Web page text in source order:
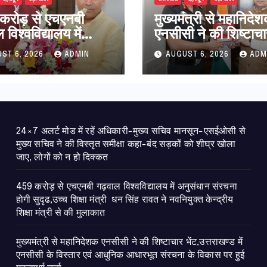
से एचएनबी
में
संरचना होगी
शिक्षा मंत्री धन
ने नवनियुक्त
6, 2026 ADMIN
मुख्यमंत्री से
एनसीसी ने की
भेंट,उत्तराखण्ड में
विस्तार एवं आधुनिक
आधारभूत संरचना के
AUGUST 6, 2026
24×7 अलर्ट मोड में रहें अधिकारी-मुख्य सचिव मानसून-एसईओसी से
मुख्य सचिव ने की विस्तृत समीक्षा कहा-बंद सड़कों को शीघ्र खोला
जाए, लोगों को न हो दिक्कत
459 करोड़ से एचएनबी गढ़वाल विश्वविद्यालय में अनुसंधान संरचना
होगी सुदृढ,उच्च शिक्षा मंत्री धन सिंह रावत ने नवनियुक्त केन्द्रीय
शिक्षा मंत्री से की मुलाकात
मुख्यमंत्री से महानिदेशक एनसीसी ने की शिष्टाचार भेंट,उत्तराखण्ड में
एनसीसी के विस्तार एवं आधुनिक आधारभूत संरचना के विकास पर हुई